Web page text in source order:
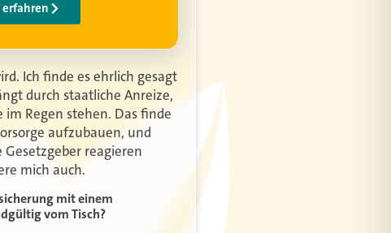
Ich finde es ehrlich gesagt
durch staatliche Anreize,
Regen stehen. Das finde
aufzubauen, und
reagieren
mich auch.
mit einem
vom Tisch?